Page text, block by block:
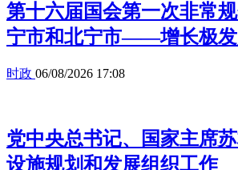
第十六届国会第一次非常
宁市和北宁市——增长极发
时政 06/08/2026 17:08
党中央总书记、国家主席
设施规划和发展组织工作